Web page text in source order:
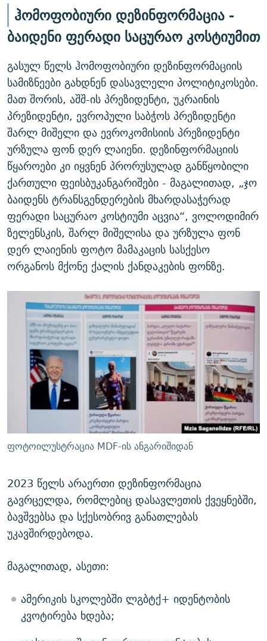
ჰომოფობიური დეზინფორმაცია -
ბაიდენი ფერადი საცურაო კოსტიუმით
გასულ წელს ჰომოფობიური დეზინფორმაციის
სამიზნეები გახდნენ დასავლელი პოლიტიკოსები.
მათ შორის, აშშ-ის პრეზიდენტი, უკრაინის
პრეზიდენტი, ევროპული საბჭოს პრეზიდენტი
შარლ მიშელი და ევროკომისიის პრეზიდენტი
ურზულა ფონ დერ ლაიენი. დეზინფორმაციის
წყაროები კი იყვნენ პრორუსულად განწყობილი
ქართული ფეისბუკანგარიშები - მაგალითად, „ჯო
ბაიდენს ტრანსგენდერების მხარდასაჭერად
ფერადი საცურაო კოსტიუმი აცვია“, ვოლოდიმირ
ზელენსკის, შარლ მიშელისა და ურზულა ფონ
დერ ლაიენის ფოტო მამაკაცის სასქესო
ორგანოს მქონე ქალის ქანდაკების ფონზე.
ფოტოილუსტრაცია MDF-ის ანგარიშიდან
2023 წელს არაერთი დეზინფორმაცია
გავრცელდა, რომლებიც დასავლეთის ქვეყნებში,
ბავშვებსა და სქესობრივ განათლებას
უკავშირდებოდა.
მაგალითად, ასეთი:
ამერიკის სკოლებში ლგბტქ+ იდენტობის
კვოტირება ხდება;